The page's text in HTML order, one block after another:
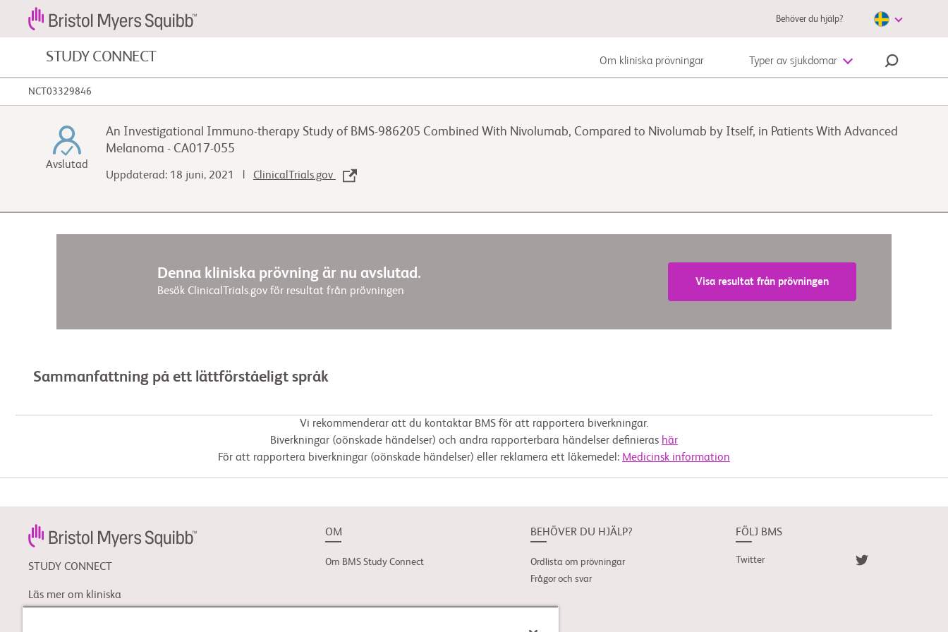
Behöver du hjälp?
STUDY CONNECT Om kliniska prövningar Typer av sjukdomar
Hjärt-kärlsjukdomar
NCT03329846
Avslutad
An Investigational Immuno-therapy Study of BMS-986205 Combined With Nivolumab, Compared to Nivolumab by Itself, in Patients With Advanced
Melanoma - CA017-055
Uppdaterad: 18 juni, 2021 | ClinicalTrials.gov
Denna kliniska prövning är nu avslutad.
Besök ClinicalTrials.gov för resultat från prövningen
Visa resultat från prövningen
Sammanfattning på ett lättförståeligt språk
Vi rekommenderar att du kontaktar BMS för att rapportera biverkningar.
Biverkningar (oönskade händelser) och andra rapporterbara händelser definieras här
För att rapportera biverkningar (oönskade händelser) eller reklamera ett läkemedel: Medicinsk information
STUDY CONNECT
Läs mer om kliniska
OM
Om BMS Study Connect
BEHÖVER DU HJÄLP?
Ordlista om prövningar
Frågor och svar
FÖLJ BMS
Twitter